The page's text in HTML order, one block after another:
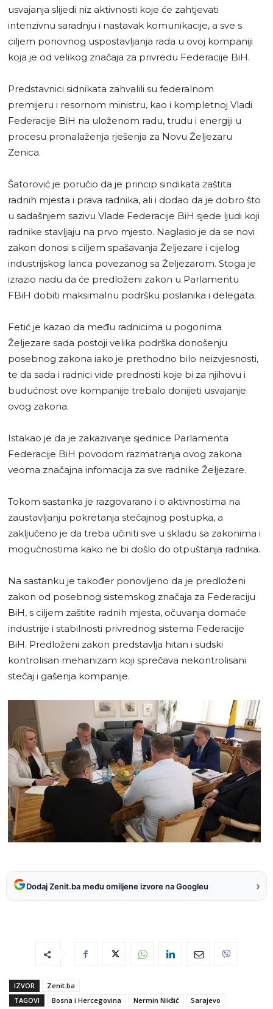
usvajanja slijedi niz aktivnosti koje će zahtjevati
intenzivnu saradnju i nastavak komunikacije, a sve s
ciljem ponovnog uspostavljanja rada u ovoj kompaniji
koja je od velikog značaja za privredu Federacije BiH.
Predstavnici sidnikata zahvalili su federalnom
premijeru i resornom ministru, kao i kompletnoj Vladi
Federacije BiH na uloženom radu, trudu i energiji u
procesu pronalaženja rješenja za Novu Željezaru
Zenica.
Šatorović je poručio da je princip sindikata zaštita
radnih mjesta i prava radnika, ali i dodao da je dobro što
u sadašnjem sazivu Vlade Federacije BiH sjede ljudi koji
radnike stavljaju na prvo mjesto. Naglasio je da se novi
zakon donosi s ciljem spašavanja Željezare i cijelog
industrijskog lanca povezanog sa Željezarom. Stoga je
izrazio nadu da će predloženi zakon u Parlamentu
FBiH dobiti maksimalnu podršku poslanika i delegata.
Fetić je kazao da među radnicima u pogonima
Željezare sada postoji velika podrška donošenju
posebnog zakona iako je prethodno bilo neizvjesnosti,
te da sada i radnici vide prednosti koje bi za njihovu i
budućnost ove kompanije trebalo donijeti usvajanje
ovog zakona.
Istakao je da je zakazivanje sjednice Parlamenta
Federacije BiH povodom razmatranja ovog zakona
veoma značajna infomacija za sve radnike Željezare.
Tokom sastanka je razgovarano i o aktivnostima na
zaustavljanju pokretanja stečajnog postupka, a
zaključeno je da treba učiniti sve u skladu sa zakonima i
mogućnostima kako ne bi došlo do otpuštanja radnika.
Na sastanku je također ponovljeno da je predloženi
zakon od posebnog sistemskog značaja za Federaciju
BiH, s ciljem zaštite radnih mjesta, očuvanja domaće
industrije i stabilnosti privrednog sistema Federacije
BiH. Predloženi zakon predstavlja hitan i sudski
kontrolisan mehanizam koji sprečava nekontrolisani
stečaj i gašenja kompanije.
Dodaj Zenit.ba među omiljene izvore na Googleu ›
IZVOR
Zenit.ba
TAGOVI
Bosna i Hercegovina Nermin Nikšić
Sarajevo